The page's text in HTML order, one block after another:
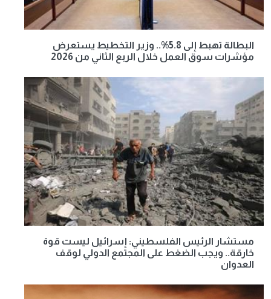
البطالة تهبط إلى 5.8%.. وزير التخطيط يستعرض
مؤشرات سوق العمل خلال الربع الثاني من 2026
مستشار الرئيس الفلسطيني: إسرائيل ليست قوة
خارقة.. ويجب الضغط على المجتمع الدولي لوقف
العدوان